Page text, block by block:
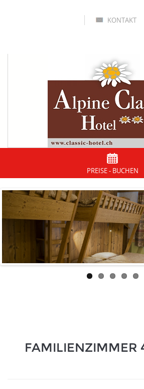
KONTAKT
PREISE - BUCHEN
FAMILIENZIMMER